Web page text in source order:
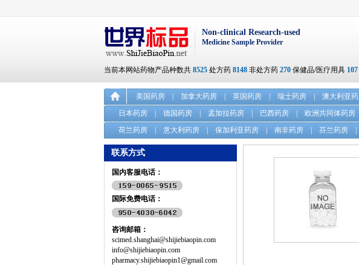
Non-clinical Research-used
Medicine Sample Provider
当前本网站药物产品种数共 8525 处方药 8148 非处方药 270 保健品/医疗用具 107
美国药房 加拿大药房 英国药房 瑞士药房 澳大利亚
日本药房
德国药房 孟加拉药房 巴西药房 欧洲共同体药房
荷兰药房
意大利药房 保加利亚药房 南非药房 芬兰药房
联系方式
国内客服电话：
国际免费电话：
咨询邮箱：
scimed.shanghai@shijiebiaopin.com
info@shijiebiaopin.com
pharmacy.shijiebiaopin1@gmail.com